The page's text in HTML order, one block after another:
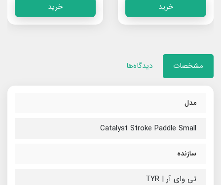
خرید خرید
مشخصات دیدگاه‌ها
مدل
Catalyst Stroke Paddle Small
سازنده
تی وای آر | TYR